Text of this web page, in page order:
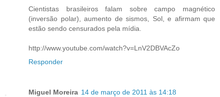
Cientistas brasileiros falam sobre campo magnético
(inversão polar), aumento de sismos, Sol, e afirmam que
estão sendo censurados pela mídia.
http://www.youtube.com/watch?v=LnV2DBVAcZo
Responder
Miguel Moreira 14 de março de 2011 às 14:18